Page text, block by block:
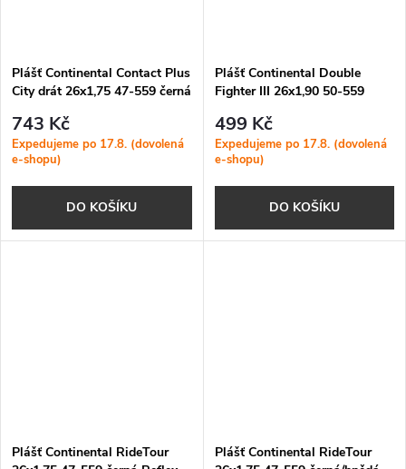
Plášť Continental Contact Plus
City drát 26x1,75 47-559 černá
743 Kč
Expedujeme po 17.8. (dovolená
e-shopu)
DO KOŠÍKU
Plášť Continental Double
Fighter III 26x1,90 50-559
499 Kč
Expedujeme po 17.8. (dovolená
e-shopu)
DO KOŠÍKU
Plášť Continental RideTour
Plášť Continental RideTour